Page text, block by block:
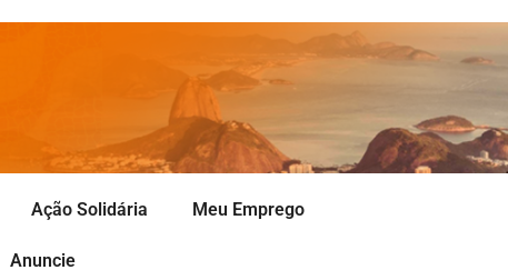
Ação Solidária Meu Emprego
Anuncie